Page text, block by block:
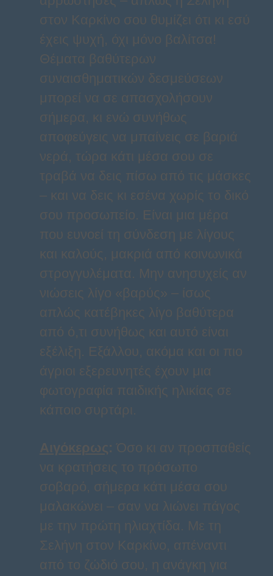
στον Καρκίνο σου θυμίζει ότι κι εσύ
έχεις ψυχή, όχι μόνο βαλίτσα!
Θέματα βαθύτερων
συναισθηματικών δεσμεύσεων
μπορεί να σε απασχολήσουν
σήμερα, κι ενώ συνήθως
αποφεύγεις να μπαίνεις σε βαριά
νερά, τώρα κάτι μέσα σου σε
τραβά να δεις πίσω από τις μάσκες
– και να δεις κι εσένα χωρίς το δικό
σου προσωπείο. Είναι μια μέρα
που ευνοεί τη σύνδεση με λίγους
και καλούς, μακριά από κοινωνικά
στρογγυλέματα. Μην ανησυχείς αν
νιώσεις λίγο «βαρύς» – ίσως
απλώς κατέβηκες λίγο βαθύτερα
από ό,τι συνήθως και αυτό είναι
εξέλιξη. Εξάλλου, ακόμα και οι πιο
άγριοι εξερευνητές έχουν μια
φωτογραφία παιδικής ηλικίας σε
κάποιο συρτάρι.
Αιγόκερως: Όσο κι αν προσπαθείς
να κρατήσεις το πρόσωπο
σοβαρό, σήμερα κάτι μέσα σου
μαλακώνει – σαν να λιώνει πάγος
με την πρώτη ηλιαχτίδα. Με τη
Σελήνη στον Καρκίνο, απέναντι
από το ζώδιό σου, η ανάγκη για